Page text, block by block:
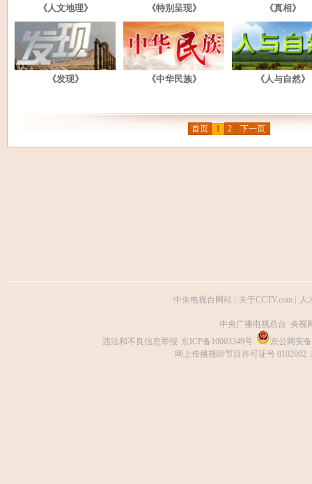
《人文地理》 《特别呈现》 《真相》
《发现》 《中华民族》 《人与自然》
首页 1 2 下一页
中央电视台网站 关于CCTV.com 人
中央广播电视总台 央视
违法和不良信息举报 京ICP备10003349号
京公网安
网上传播视听节目许可证号 0102002